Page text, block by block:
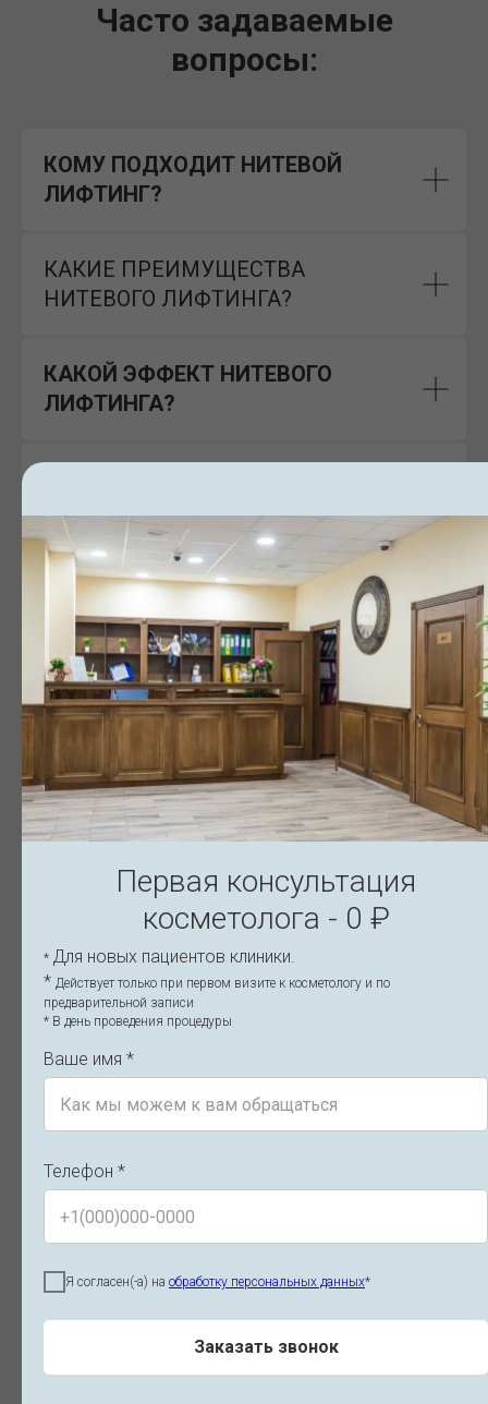
Первая консультация
косметолога - 0 ₽
* Для новых пациентов клиники.
* Действует только при первом визите к косметологу и по
предварительной записи
* В день проведения процедуры
Ваше имя *
Телефон *
Я согласен(-а) на обработку персональных данных*
Заказать звонок
Часто задаваемые
вопросы:
КОМУ ПОДХОДИТ НИТЕВОЙ
ЛИФТИНГ?
КАКИЕ ПРЕИМУЩЕСТВА
НИТЕВОГО ЛИФТИНГА?
КАКОЙ ЭФФЕКТ НИТЕВОГО
ЛИФТИНГА?
КАКАЯ РЕАБИЛИТАЦИЯ?
МОЖНО ЛИ С ЧЕМ-НИБУДЬ
СОЧЕТАТЬ?
НУЖНО ЛИ УДАЛЯТЬ МЕЗОНИТИ
ИЛИ ОНИ РАССАСЫВАЮТСЯ
САМИ?
БУДУТ ЛИ ВИДНЫ НИТИ ПОД
КОЖЕЙ?
НУЖНО ЛИ ГОТОВИТЬСЯ К
ПРОЦЕДУРЕ НИТЕВОГО
ЛИФТИНГА?
СОХРАНЯЕТСЯ ЛИ МИМИКА
ПОСЛЕ НИТЕВОЙ ПОДТЯЖКИ?
КАК ДОЛГО СОХРАНЯЕТСЯ
ЭФФЕКТ ОТ НИТЕВОГО
ЛИФТИНГА?
В КАКОМ ВОЗРАСТЕ МОЖНО
ДЕЛАТЬ НИТЕВОЙ ЛИФТИНГ?